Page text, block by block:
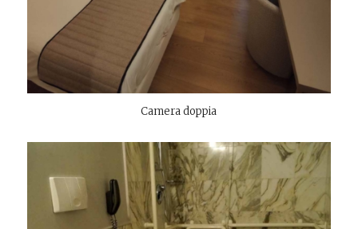
Camera doppia